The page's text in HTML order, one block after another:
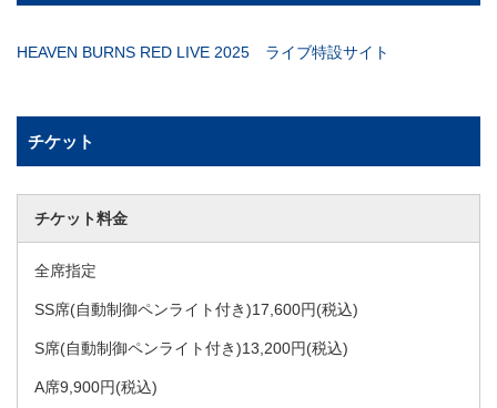
HEAVEN BURNS RED LIVE 2025 ライブ特設サイト
チケット
チケット料金
全席指定
SS席(自動制御ペンライト付き)17,600円(税込)
S席(自動制御ペンライト付き)13,200円(税込)
A席9,900円(税込)